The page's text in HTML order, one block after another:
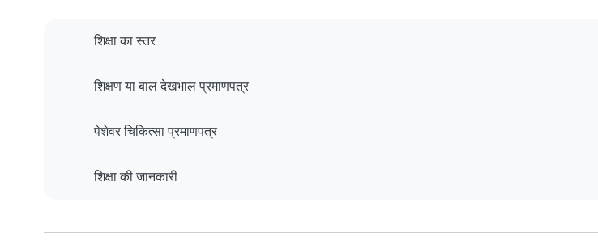
शिक्षा का स्तर
शिक्षण या बाल देखभाल प्रमाणपत्र
पेशेवर चिकित्सा प्रमाणपत्र
शिक्षा की जानकारी